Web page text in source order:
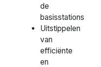
de
basisstations
Uitstippelen
van
efficiënte
en